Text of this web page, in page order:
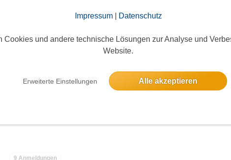
Impressum| Datenschutz
Cookies und andere technische Lösungen zur Analyse und
Website.
Erweiterte Einstellungen Alle akzeptieren
lernt fliegen
9 Anmeldungen